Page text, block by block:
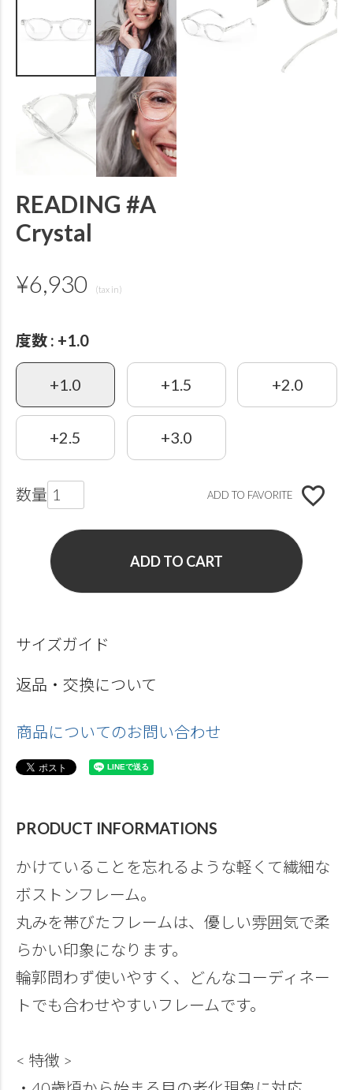
READING #A
Crystal
¥6,930
度数 +1.0
+1.0 +1.5 +2.0
+2.5 +3.0
ADD TO FAVORITE
ADD TO CART
サイズガイド
返品・交換について
商品についてのお問い合わせ
PRODUCT INFORMATIONS
かけていることを忘れるような軽くて繊細な
ボストンフレーム。
丸みを帯びたフレームは、優しい雰囲気で柔
らかい印象になります。
輪郭問わず使いやすく、どんなコーディネー
トでも合わせやすいフレームです。
< 特徴 >